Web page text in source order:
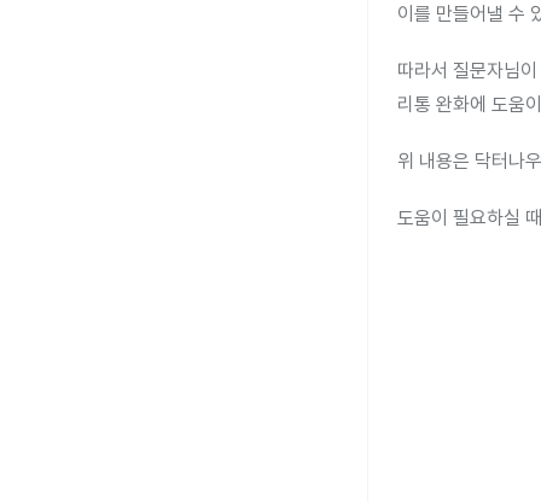
이를 만들어낼 수
따라서 질문자님
리통 완화에 도움
위 내용은 닥터나
도움이 필요하실